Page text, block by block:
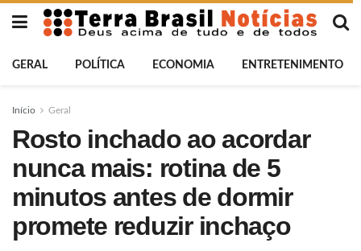
GERAL POLÍTICA ECONOMIA ENTRETENIMENTO
Início Geral
Rosto inchado ao acordar
nunca mais: rotina de 5
minutos antes de dormir
promete reduzir inchaço